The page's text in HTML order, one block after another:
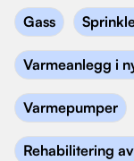
Gass
Varmeanlegg i
Varmepumper
Rehabilitering